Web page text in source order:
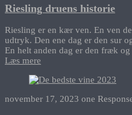
Riesling druens historie
Riesling er en kær ven. En ven
udtryk. Den ene dag er den sur
En helt anden dag er den fræk
Læs mere
november 17, 2023 one